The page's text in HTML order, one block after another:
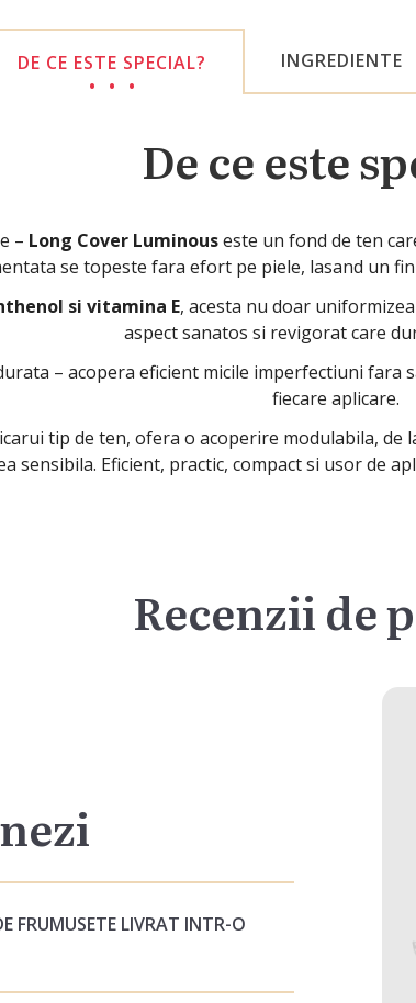
DE CE ESTE SPECIAL? INGREDIENTE
De ce este
– Long Cover Luminouseste un fond de ten
se topeste fara efort pe piele, lasand un
si vitamina E, acesta nu doar
aspect sanatos si revigorat care
– acopera eficient micile imperfectiuni fara
fiecare aplicare.
tip de ten, ofera o acoperire modulabila, de
sensibila. Eficient, practic, compact si usor de
Recenzii de
FRUMUSETE LIVRAT INTR-O